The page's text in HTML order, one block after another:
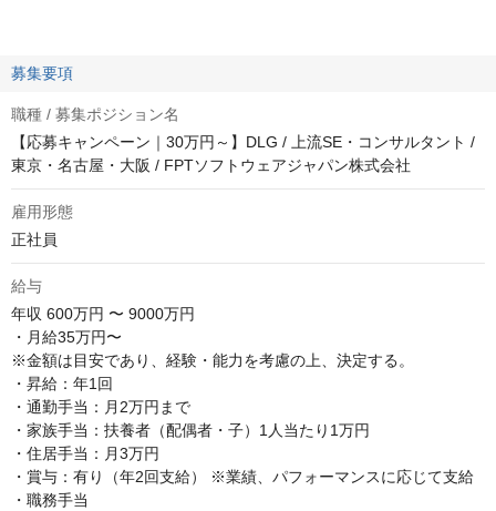
募集要項
職種 / 募集ポジション名
【応募キャンペーン｜30万円～】DLG / 上流SE・コンサルタント /
東京・名古屋・大阪 / FPTソフトウェアジャパン株式会社
雇用形態
正社員
給与
年収 600万円 〜 9000万円
・月給35万円〜
※金額は目安であり、経験・能力を考慮の上、決定する。
・昇給：年1回
・通勤手当：月2万円まで
・家族手当：扶養者（配偶者・子）1人当たり1万円
・住居手当：月3万円
・賞与：有り（年2回支給） ※業績、パフォーマンスに応じて支給
・職務手当